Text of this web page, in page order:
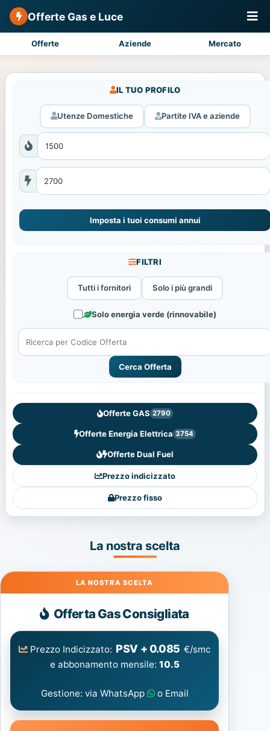
Offerte Gas e Luce
Offerte Aziende Mercato
IL TUO PROFILO
Utenze Domestiche Partite IVA e aziende
Imposta i tuoi consumi annui
FILTRI
Tutti i fornitori Solo i più grandi
Solo energia verde (rinnovabile)
Cerca Offerta
Offerte GAS 2790
Offerte Energia Elettrica 3754
Offerte Dual Fuel
Prezzo indicizzato
Prezzo fisso
La nostra scelta
Gas
Offerta Gas Consigliata
Prezzo Indicizzato: PSV + 0.085 €/smc
e abbonamento mensile: 10.5
Gestione: via WhatsApp o Email